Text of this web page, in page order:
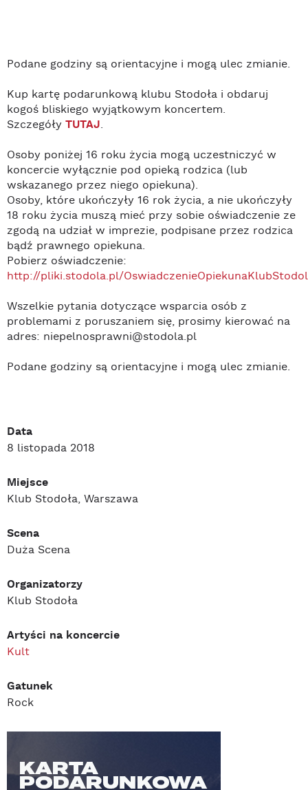
Podane godziny są orientacyjne i mogą ulec zmianie.
Kup kartę podarunkową klubu Stodoła i obdaruj
kogoś bliskiego wyjątkowym koncertem.
Szczegóły TUTAJ.
Osoby poniżej 16 roku życia mogą uczestniczyć w
koncercie wyłącznie pod opieką rodzica (lub
wskazanego przez niego opiekuna).
Osoby, które ukończyły 16 rok życia, a nie ukończyły
18 roku życia muszą mieć przy sobie oświadczenie ze
zgodą na udział w imprezie, podpisane przez rodzica
bądź prawnego opiekuna.
Pobierz oświadczenie:
http://pliki.stodola.pl/
Wszelkie pytania dotyczące wsparcia osób z
problemami z poruszaniem się, prosimy kierować na
adres: niepelnosprawni@stodola.pl
Podane godziny są orientacyjne i mogą ulec zmianie.
Data
8 listopada 2018
Miejsce
Klub Stodoła, Warszawa
Scena
Duża Scena
Organizatorzy
Klub Stodoła
Artyści na koncercie
Kult
Gatunek
Rock